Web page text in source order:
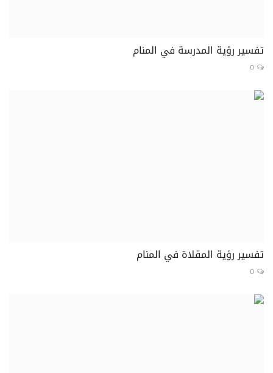
تفسير رؤية المدرسة في المنام
0
تفسير رؤية المقلاة في المنام
0